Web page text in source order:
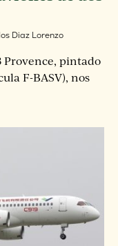
Diaz Lorenzo
Provence, pintado
F-BASV), nos